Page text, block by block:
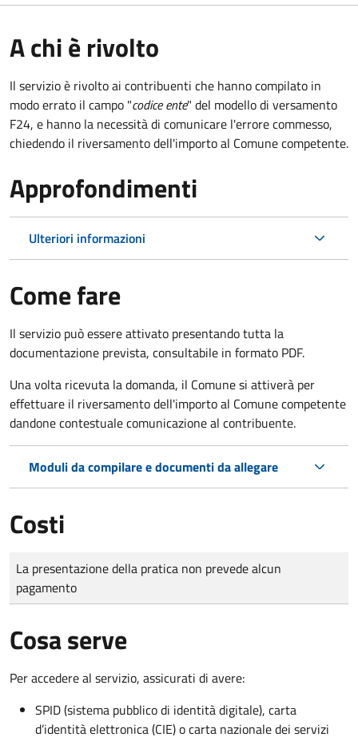
A chi è rivolto
Il servizio è rivolto ai contribuenti che hanno compilato in
modo errato il campo "codice ente" del modello di versamento
F24, e hanno la necessità di comunicare l'errore commesso,
chiedendo il riversamento dell'importo al Comune competente.
Approfondimenti
Ulteriori informazioni
Come fare
Il servizio può essere attivato presentando tutta la
documentazione prevista, consultabile in formato PDF.
Una volta ricevuta la domanda, il Comune si attiverà per
effettuare il riversamento dell'importo al Comune competente
dandone contestuale comunicazione al contribuente.
Moduli da compilare e documenti da allegare
Costi
Tipo di pagamento
Importo
La presentazione della pratica non prevede alcun
pagamento
Cosa serve
Per accedere al servizio, assicurati di avere:
SPID (sistema pubblico di identità digitale), carta
d’identità elettronica (CIE) o carta nazionale dei servizi